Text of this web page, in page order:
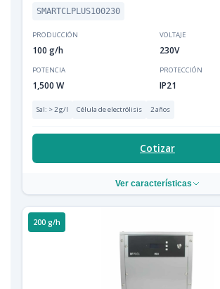
SMARTCLPLUS100230
PRODUCCIÓN
100 g/h
VOLTAJE
230V
POTENCIA
1,500 W
PROTECCIÓN
IP21
Sal: > 2 g/l Célula de electrólisis 2 años
Cotizar
Ver características
200 g/h